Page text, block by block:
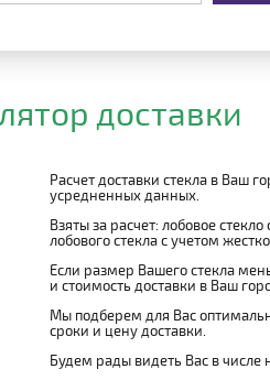
доставки
Расчет доставки стекла в Ваш
усредненных данных.
Взяты за расчет: лобовое
лобового стекла с учетом
Если размер Вашего стекла
и стоимость доставки в Ваш
Мы подберем для Вас
сроки и цену доставки.
Будем рады видеть Вас в числе